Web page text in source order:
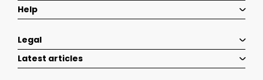
Help
Legal
Latest articles